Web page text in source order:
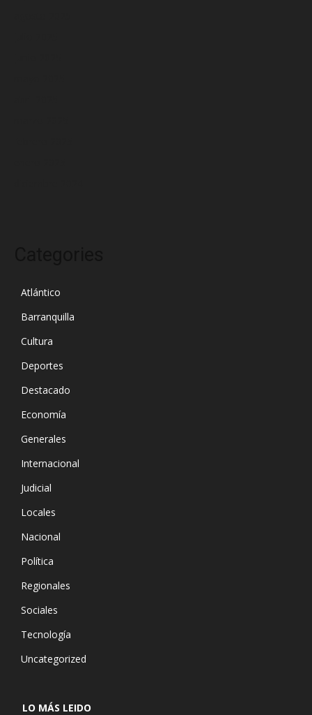
Atlántico
Barranquilla
Cultura
Deportes
Destacado
Economía
Generales
Internacional
Judicial
Locales
Nacional
Política
Regionales
Sociales
Tecnología
Uncategorized
LO MÁS LEIDO